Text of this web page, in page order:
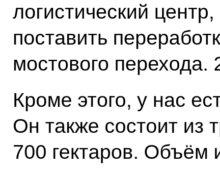
логистический
поставить
мостового перехода.
Кроме этого, у нас
Он также состоит из
700 гектаров. Объём